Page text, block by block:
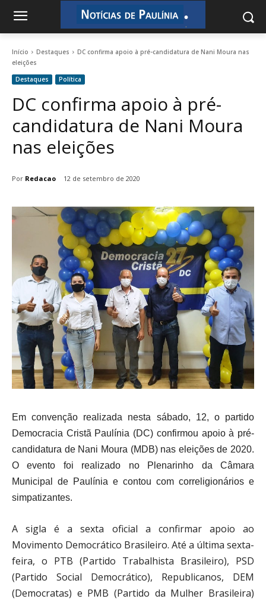
.
.
Início Destaques
DC confirma apoio à pré-candidatura de Nani Moura nas
eleições
Destaques
Política
DC confirma apoio à pré-
candidatura de Nani Moura
nas eleições
Por Redacao 12 de setembro de 2020
Em convenção realizada nesta sábado, 12, o partido
Democracia Cristã Paulínia (DC) confirmou apoio à pré-
candidatura de Nani Moura (MDB) nas eleições de 2020.
O evento foi realizado no Plenarinho da Câmara
Municipal de Paulínia e contou com correligionários e
simpatizantes.
A sigla é a sexta oficial a confirmar apoio ao
Movimento Democrático Brasileiro. Até a última sexta-
feira, o PTB (Partido Trabalhista Brasileiro), PSD
(Partido Social Democrático), Republicanos, DEM
(Democratas) e PMB (Partido da Mulher Brasileira)